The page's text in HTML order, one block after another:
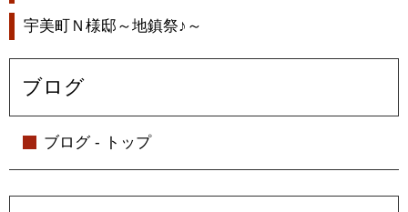
宇美町Ｎ様邸～地鎮祭♪～
ブログ
ブログ - トップ